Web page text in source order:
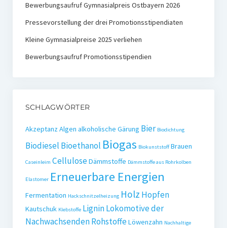
Bewerbungsaufruf Gymnasialpreis Ostbayern 2026
Pressevorstellung der drei Promotionsstipendiaten
Kleine Gymnasialpreise 2025 verliehen
Bewerbungsaufruf Promotionsstipendien
SCHLAGWÖRTER
Akzeptanz Algen alkoholische Gärung Bier Biodichtung
Biodiesel Bioethanol Biogas Biokunststoff Brauen
Caseinleim CelluloseDämmstoffe Dämmstoffe aus Rohrkolben
Elastomer Erneuerbare Energien
Fermentation Hackschnitzelheizung Holz Hopfen
Kautschuk Klebstoffe LigninLokomotive der
Nachwachsenden RohstoffeLöwenzahn Nachhaltige